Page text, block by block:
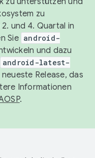
zu
und 4. Quartal in
Sie android-
und dazu
android-latest-
Release, das
Informationen
.